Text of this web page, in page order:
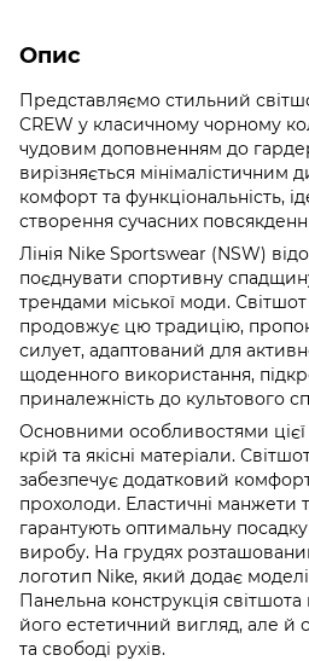
Опис
Представляємо стильний
CREW у класичному чорному
чудовим доповненням до
вирізняється мінімалістичним
комфорт та функціональність,
створення сучасних
Лінія Nike Sportswear (NSW)
поєднувати спортивну
трендами міської моди.
продовжує цю традицію,
силует, адаптований для
щоденного використання,
приналежність до культового
Основними особливостями цієї
крій та якісні матеріали.
забезпечує додатковий комфорт
прохолоди. Еластичні манжети
гарантують оптимальну
виробу. На грудях
логотип Nike, який додає
Панельна конструкція
його естетичний вигляд, але й
та свободі рухів.